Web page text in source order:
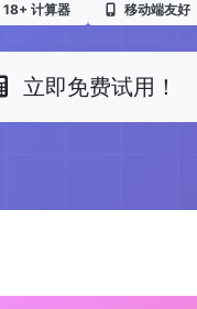
18+ 计算器 移动端友好
立即免费试用！